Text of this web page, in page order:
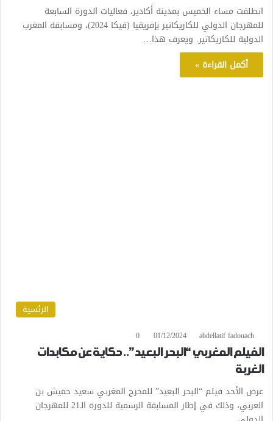
انطلقت مساء الخميس بمدينة أكادير، فعاليات الدورة السابعة
للمهرجان الدولي للكاريكاتير بإفريقيا (فيكا 2024)، ومسابقة المغرب
الدولية للكاريكاتير. ويعرف هذا…
أكمل القراءة »
الرئسية
abdellatif fadouach
01/12/2024
0
الفيلم المغربي “البحر البعيد”.. حكاية عن مكابدات
الغربة
عرض الأحد فيلم “البحر البعيد” للمخرج المغربي سعيد حميش بن
العربي، وذلك في إطار المسابقة الرسمية للدورة الـ21 للمهرجان